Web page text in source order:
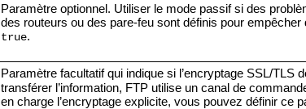
Paramètre optionnel. Utiliser le mode passif si des
des routeurs ou des pare-feu sont définis pour
true.
Paramètre facultatif qui indique si l’encryptage SSL/TLS
transférer l’information, FTP utilise un canal de
en charge l’encryptage explicite, vous pouvez définir ce